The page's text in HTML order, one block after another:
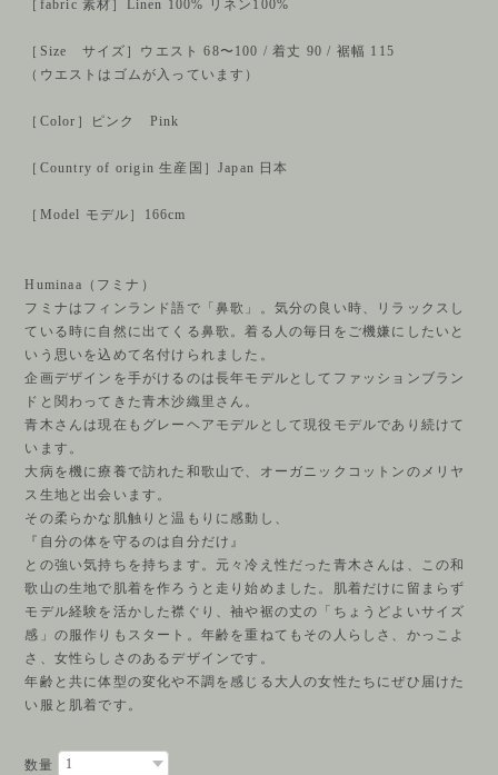
［fabric 素材］Linen 100% リネン100%
［Size サイズ］ウエスト 68〜100 / 着丈 90 / 裾幅 115
（ウエストはゴムが入っています）
［Color］ピンク Pink
［Country of origin 生産国］Japan 日本
［Model モデル］166cm
Huminaa（フミナ）
フミナはフィンランド語で「鼻歌」。気分の良い時、リラックスし
ている時に自然に出てくる鼻歌。着る人の毎日をご機嫌にしたいと
いう思いを込めて名付けられました。
企画デザインを手がけるのは長年モデルとしてファッションブラン
ドと関わってきた青木沙織里さん。
青木さんは現在もグレーヘアモデルとして現役モデルであり続けて
います。
大病を機に療養で訪れた和歌山で、オーガニックコットンのメリヤ
ス生地と出会います。
その柔らかな肌触りと温もりに感動し、
『自分の体を守るのは自分だけ』
との強い気持ちを持ちます。元々冷え性だった青木さんは、この和
歌山の生地で肌着を作ろうと走り始めました。肌着だけに留まらず
モデル経験を活かした襟ぐり、袖や裾の丈の「ちょうどよいサイズ
感」の服作りもスタート。年齢を重ねてもその人らしさ、かっこよ
さ、女性らしさのあるデザインです。
年齢と共に体型の変化や不調を感じる大人の女性たちにぜひ届けた
い服と肌着です。
数量